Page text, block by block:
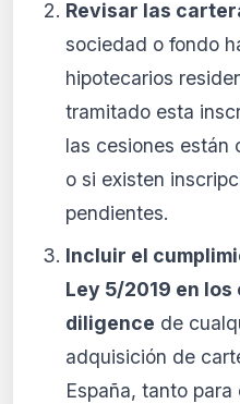
Revisar las
sociedad o fondo
hipotecarios
tramitado esta
las cesiones están
o si existen
pendientes.
Incluir el
Ley 5/2019 en
diligence de
adquisición de
España, tanto